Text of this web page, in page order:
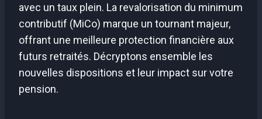
avec un taux plein. La revalorisation du minimum
contributif (MiCo) marque un tournant majeur,
offrant une meilleure protection financière aux
futurs retraités. Décryptons ensemble les
nouvelles dispositions et leur impact sur votre
pension.